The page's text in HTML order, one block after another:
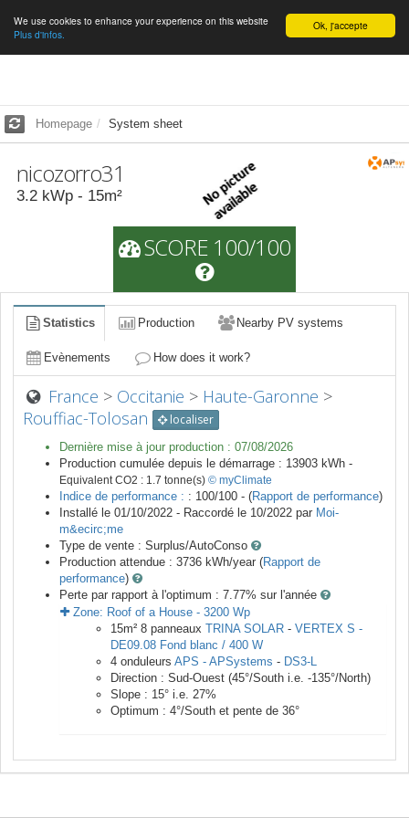
English Ok, j'accepte
We use cookies to enhance your experience on this website
Plus d'infos.
Homepage System sheet
nicozorro31
3.2 kWp - 15m²
SCORE 100/100
Statistics Production Nearby PV systems
Evènements How does it work?
France > Occitanie > Haute-Garonne >
Rouffiac-Tolosan
localiser
Dernière mise à jour production : 07/08/2026
Production cumulée depuis le démarrage : 13903 kWh -
Equivalent CO2 : 1.7 tonne(s) © myClimate
Indice de performance : : 100/100 - (Rapport de performance)
Installé le 01/10/2022 - Raccordé le 10/2022 par Moi-
m&ecirc;me
Type de vente : Surplus/AutoConso
Production attendue : 3736 kWh/year (Rapport de
performance)
Perte par rapport à l'optimum : 7.77% sur l'année
Zone: Roof of a House - 3200 Wp
15m² 8 panneaux TRINA SOLAR - VERTEX S -
DE09.08 Fond blanc / 400 W
4 onduleurs APS - APSystems - DS3-L
Direction : Sud-Ouest (45°/South i.e. -135°/North)
Slope : 15° i.e. 27%
Optimum : 4°/South et pente de 36°